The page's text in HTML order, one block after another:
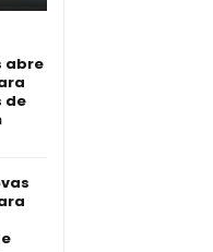
abre
de